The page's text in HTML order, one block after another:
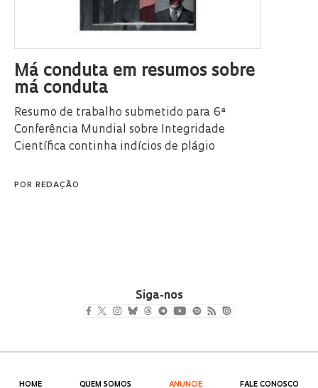
Má conduta em resumos sobre
má conduta
Resumo de trabalho submetido para 6ª
Conferência Mundial sobre Integridade
Científica continha indícios de plágio
POR REDAÇÃO
Siga-nos
HOME QUEM SOMOS ANUNCIE FALE CONOSCO